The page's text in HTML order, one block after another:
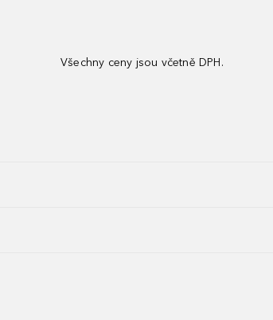
Všechny ceny jsou včetně DPH.